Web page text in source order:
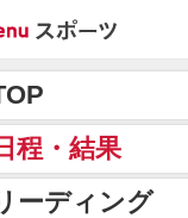
程・結果
ーディング